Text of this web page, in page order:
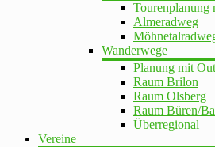
Tourenplanung
Almeradweg
Wanderwege
Planung mit
Raum Brilon
Raum Olsberg
Raum Büren/
Überregional
Vereine